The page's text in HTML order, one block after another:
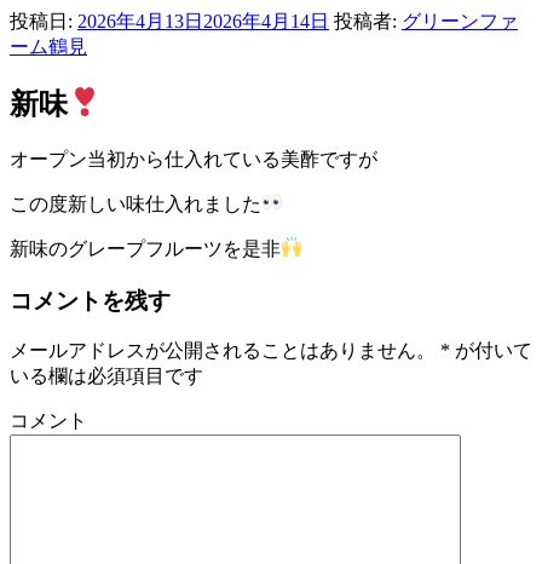
投稿日: 2026年4月13日 2026年4月14日 投稿者: グリーンファ
ーム鶴見
新味
オープン当初から仕入れている美酢ですが
この度新しい味仕入れました
新味のグレープフルーツを是非
コメントを残す
メールアドレスが公開されることはありません。 * が付いて
いる欄は必須項目です
コメント